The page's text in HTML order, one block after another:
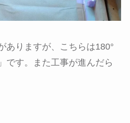
ありますが、こちらは180°
です。また工事が進んだら